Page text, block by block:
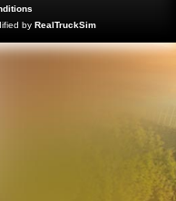
by RealTruckSim